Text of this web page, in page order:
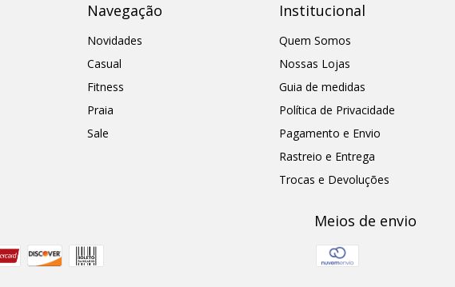
Navegação
Novidades
Casual
Fitness
Praia
Sale
Institucional
Quem Somos
Nossas Lojas
Guia de medidas
Política de Privacidade
Pagamento e Envio
Rastreio e Entrega
Trocas e Devoluções
Meios de envio